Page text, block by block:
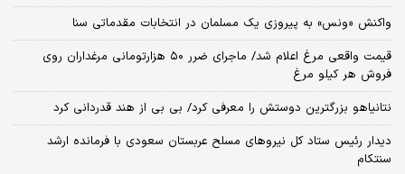
واکنش «ونس» به پیروزی یک مسلمان در انتخابات مقدماتی سنا
قیمت واقعی مرغ اعلام شد/ ماجرای ضرر ۵۰ هزارتومانی مرغداران روی
فروش هر کیلو مرغ
نتانیاهو بزرگترین دوستش را معرفی کرد/ بی بی از هند قدردانی کرد
دیدار رئیس ستاد کل نیروهای مسلح عربستان سعودی با فرمانده ارشد
سنتکام